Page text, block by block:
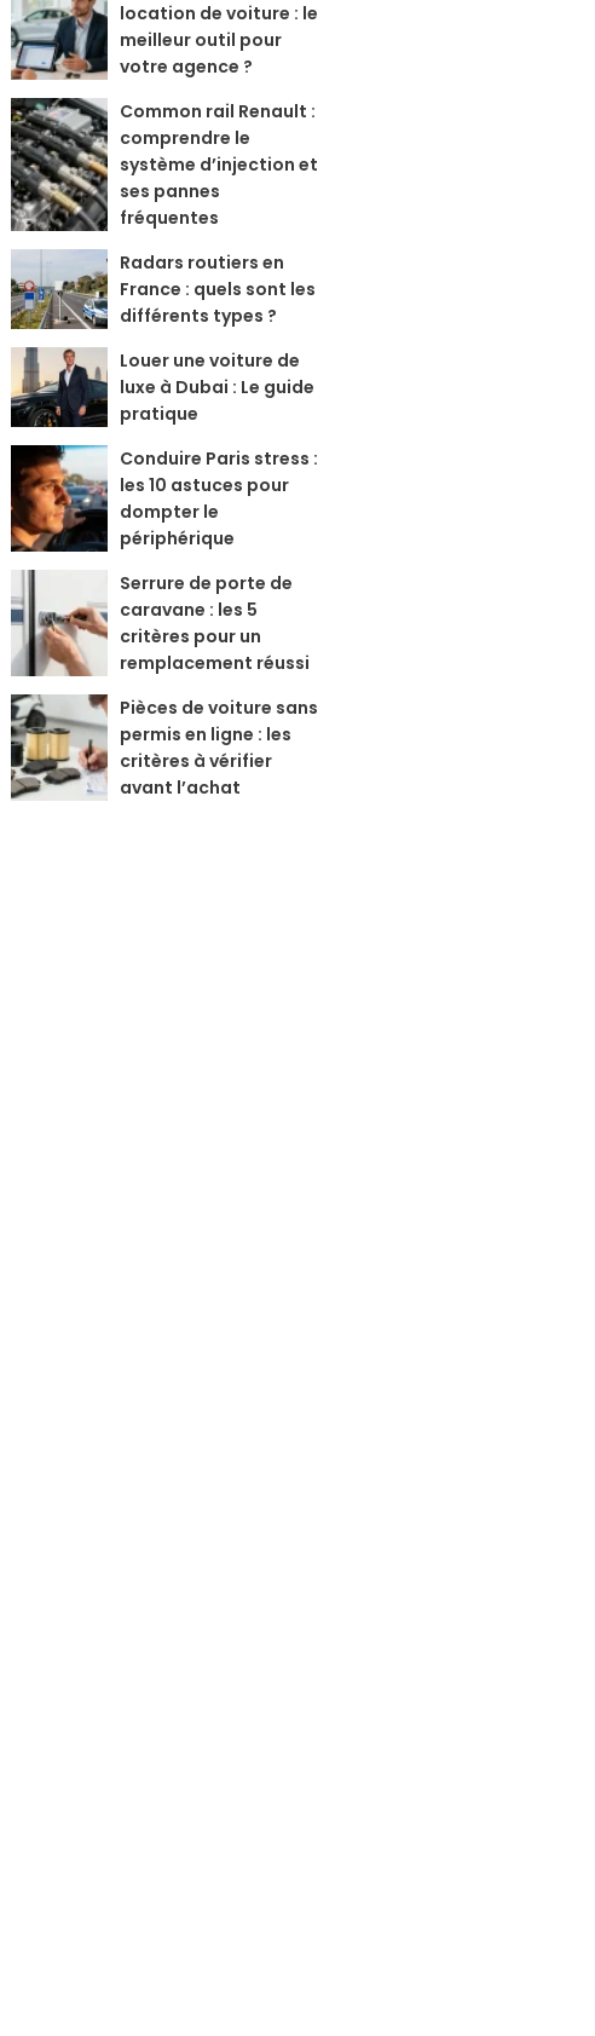
location de voiture : le
meilleur outil pour
votre agence ?
Common rail Renault :
comprendre le
système d’injection et
ses pannes
fréquentes
Radars routiers en
France : quels sont les
différents types ?
Louer une voiture de
luxe à Dubai : Le guide
pratique
Conduire Paris stress :
les 10 astuces pour
dompter le
périphérique
Serrure de porte de
caravane : les 5
critères pour un
remplacement réussi
Pièces de voiture sans
permis en ligne : les
critères à vérifier
avant l’achat